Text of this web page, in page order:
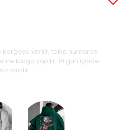
kargoya verilir, takip numarası
kargo yapılır. 14 gün içinde
vardır.